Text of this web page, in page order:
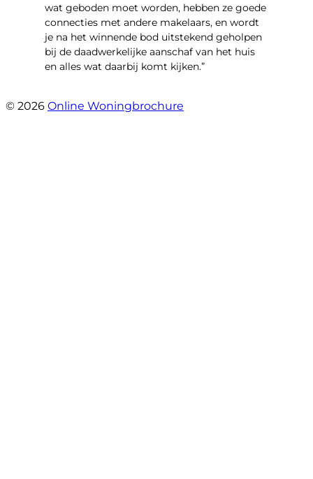
wat geboden moet worden, hebben ze goede
connecties met andere makelaars, en wordt
je na het winnende bod uitstekend geholpen
bij de daadwerkelijke aanschaf van het huis
en alles wat daarbij komt kijken.”
© 2026 Online Woningbrochure